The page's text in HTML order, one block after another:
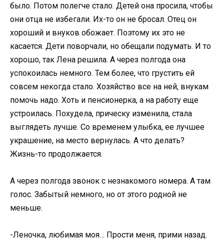
было. Потом полегче стало. Детей она просила, чтобы
они отца не избегали. Их-то он не бросал. Отец он
хороший и внуков обожает. Поэтому их это не
касается. Дети поворчали, но обещали подумать. И то
хорошо, так Лена решила. А через полгода она
успокоилась немного. Тем более, что грустить ей
совсем некогда стало. Хозяйство все на ней, внукам
помочь надо. Хоть и пенсионерка, а на работу еще
устроилась. Похудела, прическу изменила, стала
выглядеть лучше. Со временем улыбка, ее лучшее
украшение, на место вернулась. А что делать?
Жизнь-то продолжается.
А через полгода звонок с незнакомого номера. А там
голос. Забытый немного, но от этого родной не
меньше.
-Леночка, любимая моя… Прости меня, прими назад.